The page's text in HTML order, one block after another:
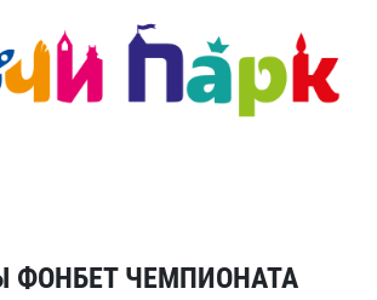
ФОНБЕТ ЧЕМПИОНАТА